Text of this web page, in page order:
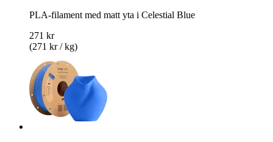
PLA-filament med matt yta i Celestial Blue
271 kr
(271 kr / kg)